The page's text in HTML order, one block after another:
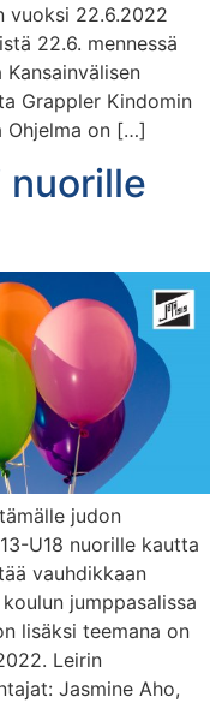
vuoksi 22.6.2022
22.6. mennessä
Grappler Kindomin
Ohjelma on […]
nuorille
judon
U18 nuorille kautta
vauhdikkaan
jumppasalissa
lisäksi teemana on
Leirin
Jasmine Aho,